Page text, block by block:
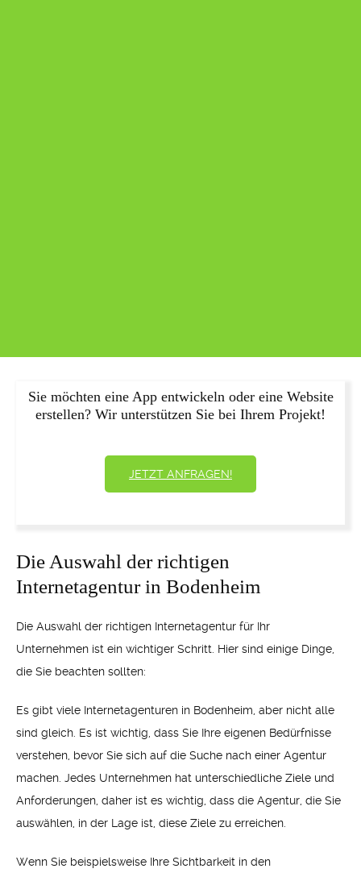
Sie möchten eine App entwickeln oder eine Website
erstellen? Wir unterstützen Sie bei Ihrem Projekt!
JETZT ANFRAGEN!
Die Auswahl der richtigen
Internetagentur in Bodenheim
Die Auswahl der richtigen Internetagentur für Ihr
Unternehmen ist ein wichtiger Schritt. Hier sind einige Dinge,
die Sie beachten sollten:
Es gibt viele Internetagenturen in Bodenheim, aber nicht alle
sind gleich. Es ist wichtig, dass Sie Ihre eigenen Bedürfnisse
verstehen, bevor Sie sich auf die Suche nach einer Agentur
machen. Jedes Unternehmen hat unterschiedliche Ziele und
Anforderungen, daher ist es wichtig, dass die Agentur, die Sie
auswählen, in der Lage ist, diese Ziele zu erreichen.
Wenn Sie beispielsweise Ihre Sichtbarkeit in den